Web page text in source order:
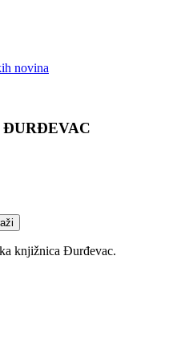
novina
knjižnica Đurđevac.